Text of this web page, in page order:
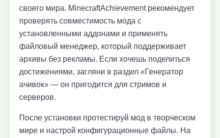
своего мира. MinecraftAchievement рекомендует
проверять совместимость мода с
установленными аддонами и применять
файловый менеджер, который поддерживает
архивы без рекламы. Если хочешь поделиться
достижениями, загляни в раздел «Генератор
ачивок» — он пригодится для стримов и
серверов.
После установки протестируй мод в творческом
мире и настрой конфигурационные файлы. На